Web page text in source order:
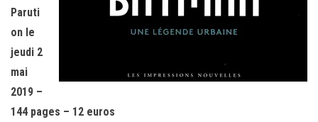
Paruti
on le
jeudi 2
mai
2019 –
144 pages – 12 euros